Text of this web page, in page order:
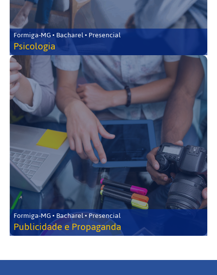
Formiga-MG • Bacharel • Presencial
Psicologia
Formiga-MG • Bacharel • Presencial
Publicidade e Propaganda